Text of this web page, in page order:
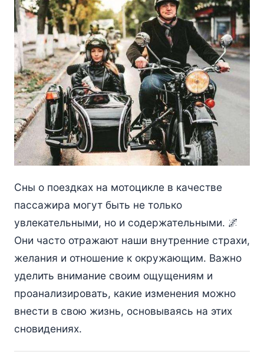
Сны о поездках на мотоцикле в качестве
пассажира могут быть не только
увлекательными, но и содержательными. 🌌
Они часто отражают наши внутренние страхи,
желания и отношение к окружающим. Важно
уделить внимание своим ощущениям и
проанализировать, какие изменения можно
внести в свою жизнь, основываясь на этих
сновидениях.